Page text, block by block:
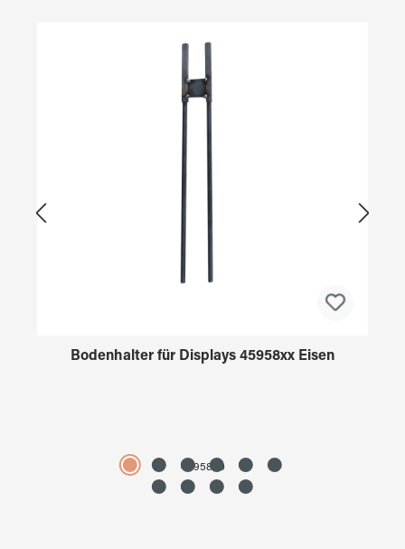
Bodenhalter für Displays 45958xx Eisen
4595890